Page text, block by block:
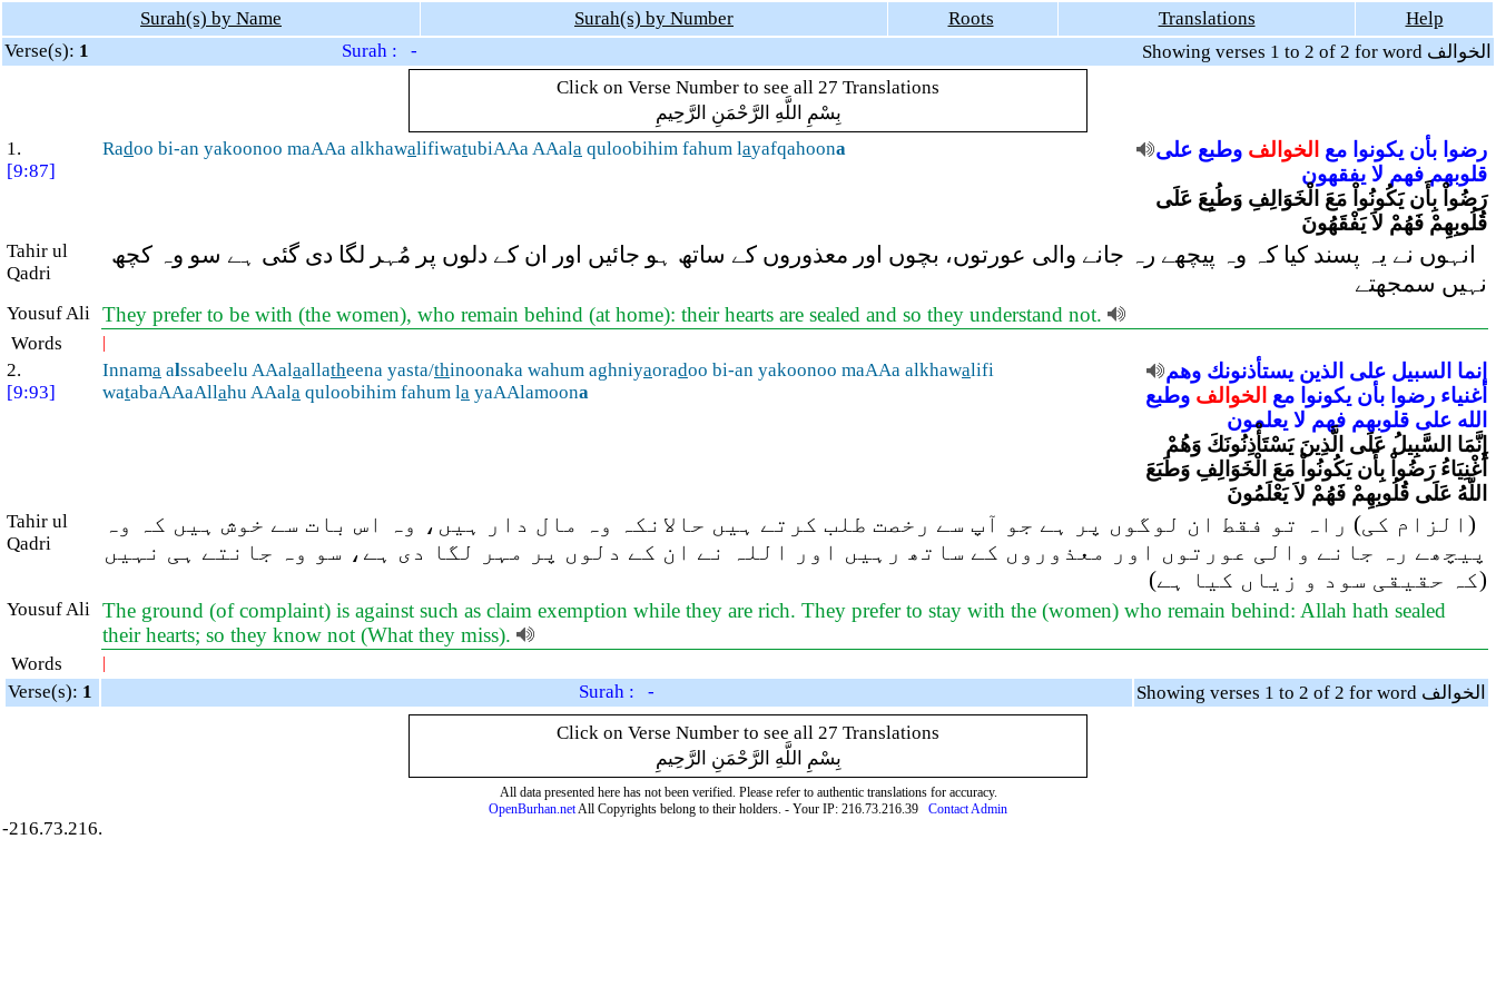
Surah(s) by Name Surah(s) by Number Roots Translations
Help
Verse(s): 1 Surah : -
Showing verses 1 to 2 of 2 for word الخوالف
Click on Verse Number to see all 27 Translations
بِسْمِ اللَّهِ الرَّحْمَنِ الرَّحِيمِ
1.
[9:87]
Radoo bi-an yakoonoo maAAa alkhawalifiwatubiAAa AAala quloobihim fahum layafqahoona رضوا بأن يكونوا مع الخوالف وطبع على
قلوبهم فهم لا يفقهون
رَضُواْ بِأَن يَكُونُواْ مَعَ الْخَوَالِفِ وَطُبِعَ عَلَى
قُلُوبِهِمْ فَهُمْ لاَ يَفْقَهُونَ
Tahir ul
Qadri
انہوں نے یہ پسند کیا کہ وہ پیچھے رہ جانے والی عورتوں، بچوں اور معذوروں کے ساتھ ہو جائیں اور ان کے دلوں پر مُہر لگا دی گئی ہے سو وہ کچھ
نہیں سمجھتے
Yousuf Ali They prefer to be with (the women), who remain behind (at home): their hearts are sealed and so they understand not.
Words |
2.
[9:93]
Innama alssabeelu AAalaallatheena yasta/thinoonaka wahum aghniyaoradoo bi-an yakoonoo maAAa alkhawalifi
watabaAAaAllahu AAala quloobihim fahum la yaAAlamoona
إنما السبيل على الذين يستأذنونك وهم
أغنياء رضوا بأن يكونوا مع الخوالف وطبع
الله على قلوبهم فهم لا يعلمون
إِنَّمَا السَّبِيلُ عَلَى الَّذِينَ يَسْتَأْذِنُونَكَ وَهُمْ
أَغْنِيَاءُ رَضُواْ بِأَن يَكُونُواْ مَعَ الْخَوَالِفِ وَطَبَعَ
اللّهُ عَلَى قُلُوبِهِمْ فَهُمْ لاَ يَعْلَمُونَ
Tahir ul
Qadri
(الزام کی) راہ تو فقط ان لوگوں پر ہے جو آپ سے رخصت طلب کرتے ہیں حالانکہ وہ مال دار ہیں، وہ اس بات سے خوش ہیں کہ وہ
پیچھے رہ جانے والی عورتوں اور معذوروں کے ساتھ رہیں اور اللہ نے ان کے دلوں پر مہر لگا دی ہے، سو وہ جانتے ہی نہیں
(کہ حقیقی سود و زیاں کیا ہے)
Yousuf Ali The ground (of complaint) is against such as claim exemption while they are rich. They prefer to stay with the (women) who remain behind: Allah hath sealed
their hearts; so they know not (What they miss).
Words |
Verse(s): 1 Surah : -
Showing verses 1 to 2 of 2 for word الخوالف
Click on Verse Number to see all 27 Translations
بِسْمِ اللَّهِ الرَّحْمَنِ الرَّحِيمِ
All data presented here has not been verified. Please refer to authentic translations for accuracy.
OpenBurhan.netAll Copyrights belong to their holders. - Your IP: 216.73.216.39 Contact Admin
-216.73.216.